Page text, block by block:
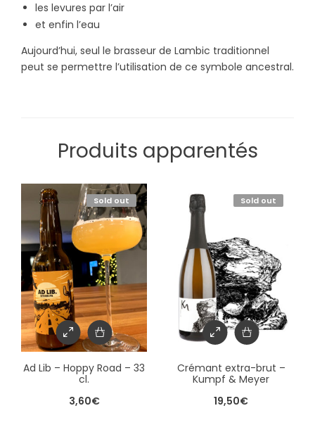
les levures par l’air
et enfin l’eau
Aujourd’hui, seul le brasseur de Lambic traditionnel
peut se permettre l’utilisation de ce symbole ancestral.
Produits apparentés
Sold out
Ad Lib – Hoppy Road – 33
cl.
3,60€
Sold out
Crémant extra-brut –
Kumpf & Meyer
19,50€